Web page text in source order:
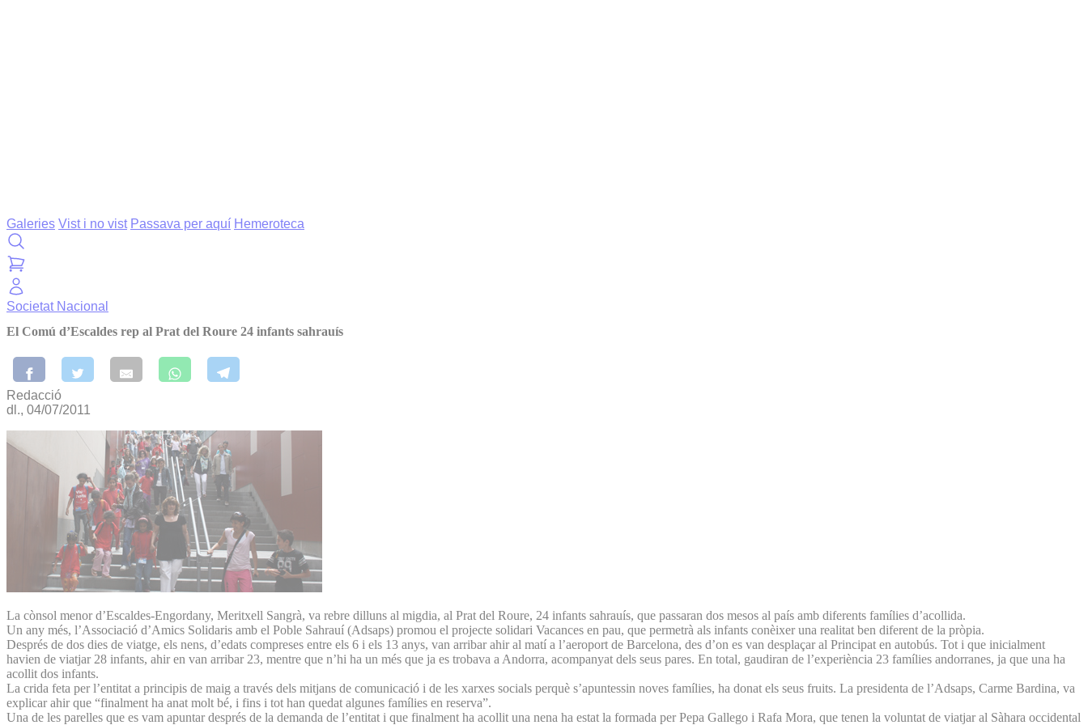
Galeries Vist i no vist Passava per aquí Hemeroteca
Societat Nacional
El Comú d’Escaldes rep al Prat del Roure 24 infants sahrauís
Redacció
dl., 04/07/2011
La cònsol menor d’Escaldes-Engordany, Meritxell Sangrà, va rebre dilluns al migdia, al Prat del Roure, 24 infants sahrauís, que passaran dos mesos al país amb diferents famílies d’acollida.
Un any més, l’Associació d’Amics Solidaris amb el Poble Sahrauí (Adsaps) promou el projecte solidari Vacances en pau, que permetrà als infants conèixer una realitat ben diferent de la pròpia.
Després de dos dies de viatge, els nens, d’edats compreses entre els 6 i els 13 anys, van arribar ahir al matí a l’aeroport de Barcelona, des d’on es van desplaçar al Principat en autobús. Tot i que inicialment
havien de viatjar 28 infants, ahir en van arribar 23, mentre que n’hi ha un més que ja es trobava a Andorra, acompanyat dels seus pares. En total, gaudiran de l’experiència 23 famílies andorranes, ja que una ha
acollit dos infants.
La crida feta per l’entitat a principis de maig a través dels mitjans de comunicació i de les xarxes socials perquè s’apuntessin noves famílies, ha donat els seus fruits. La presidenta de l’Adsaps, Carme Bardina, va
explicar ahir que “finalment ha anat molt bé, i fins i tot han quedat algunes famílies en reserva”.
Una de les parelles que es vam apuntar després de la demanda de l’entitat i que finalment ha acollit una nena ha estat la formada per Pepa Gallego i Rafa Mora, que tenen la voluntat de viatjar al Sàhara occidental